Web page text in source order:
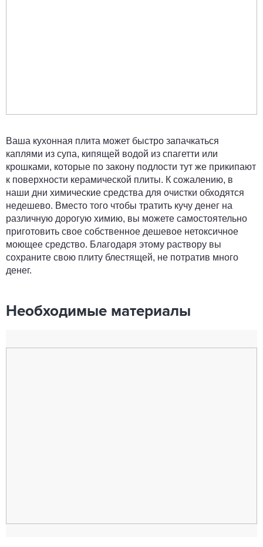
Ваша кухонная плита может быстро запачкаться
каплями из супа, кипящей водой из спагетти или
крошками, которые по закону подлости тут же прикипают
к поверхности керамической плиты. К сожалению, в
наши дни химические средства для очистки обходятся
недешево. Вместо того чтобы тратить кучу денег на
различную дорогую химию, вы можете самостоятельно
приготовить свое собственное дешевое нетоксичное
моющее средство. Благодаря этому раствору вы
сохраните свою плиту блестящей, не потратив много
денег.
Необходимые материалы